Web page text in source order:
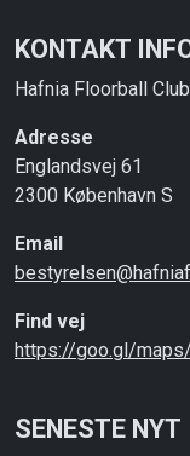
KONTAKT
Hafnia Floorball Club
Adresse
Englandsvej 61
2300 København S
Email
Find vej
https://goo.gl/
SENESTE NYT